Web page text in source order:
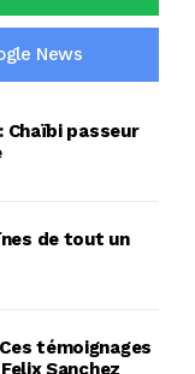
News
passeur
de tout un
témoignages
Sanchez